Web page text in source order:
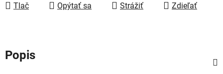
Tlač Opýtať sa Strážiť Zdieľať
Popis